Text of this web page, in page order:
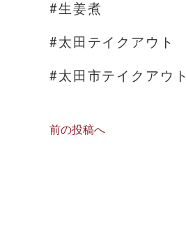
#生姜煮
#太田テイクアウト
#太田市テイクアウト
前の投稿へ